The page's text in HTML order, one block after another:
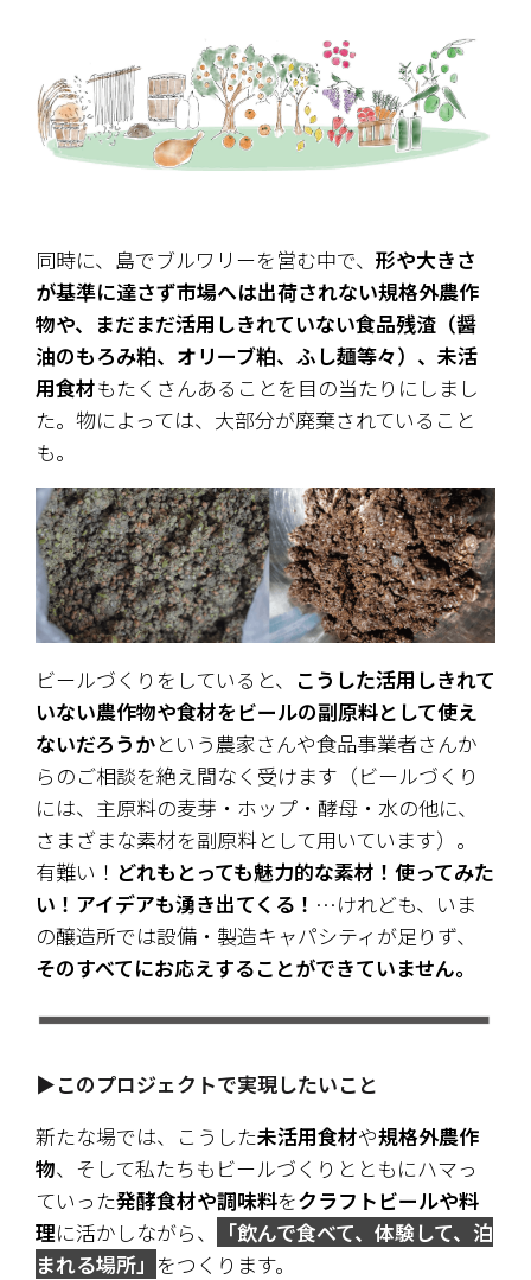
同時に、島でブルワリーを営む中で、 形や大きさ
が基準に達さず市場へは出荷されない規格外農作
物や、まだまだ活用しきれていない食品残渣（醤
油のもろみ粕、オリーブ粕、ふし麺等々）、未活
用食材もたくさんあることを目の当たりにしまし
た。物によっては、大部分が廃棄されていること
も。
ビールづくりをしていると、 こうした活用しきれて
いない農作物や食材をビールの副原料として使え
ないだろうかという農家さんや食品事業者さんか
らのご相談を絶え間なく受けます（ビールづくり
には、主原料の麦芽・ホップ・酵母・水の他に、
さまざまな素材を副原料として用いています）。
有難い！ どれもとっても魅力的な素材！使ってみた
い！アイデアも湧き出てくる！ …けれども、いま
の醸造所では設備・製造キャパシティが足りず、
そのすべてにお応えすることができていません。
▶このプロジェクトで実現したいこと
新たな場では、こうした未活用食材や規格外農作
物、そして私たちもビールづくりとともにハマっ
ていった発酵食材や調味料をクラフトビールや料
理に活かしながら、
「飲んで食べて、体験して、泊
まれる場所」 をつくります。